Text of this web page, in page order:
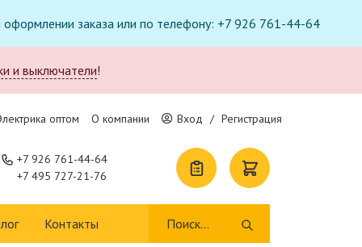
оформлении заказа или по телефону: +7 926 761-44-64
и выключатели!
оптом О компании Вход / Регистрация
+7 926 761-44-64
+7 495 727-21-76
Контакты